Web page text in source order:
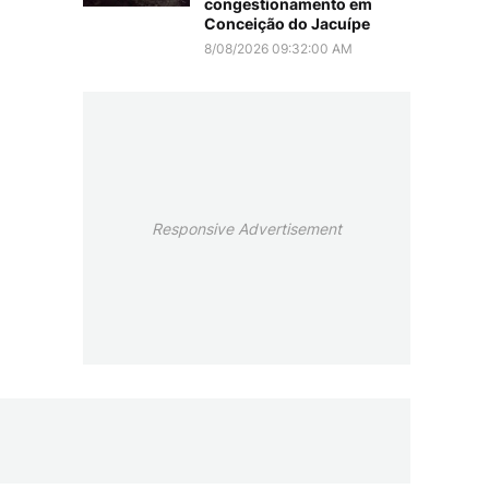
congestionamento em
Conceição do Jacuípe
8/08/2026 09:32:00 AM
Responsive Advertisement